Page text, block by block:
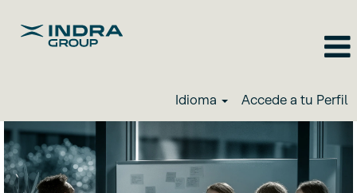
Idioma Accede a tu Perfil